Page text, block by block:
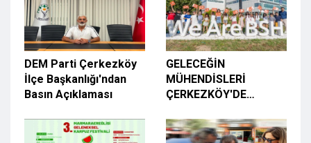
DEM Parti Çerkezköy
İlçe Başkanlığı'ndan
Basın Açıklaması
GELECEĞİN
MÜHENDİSLERİ
ÇERKEZKÖY'DE